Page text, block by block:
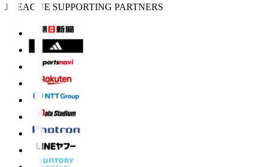
J.LEAGUE SUPPORTING PARTNERS